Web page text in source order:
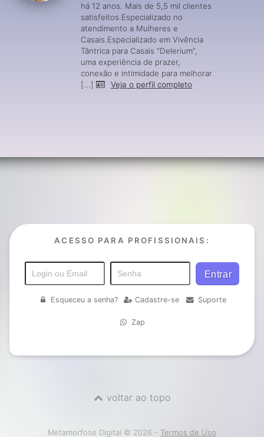
há 12 anos. Mais de 5,5 mil clientes
satisfeitos.Especializado no
atendimento a Mulheres e
Casais.Especializado em Vivência
Tântrica para Casais “Delerium”,
uma experiência de prazer,
conexão e intimidade para melhorar
[...]
Veja o perfil completo
ACESSO PARA PROFISSIONAIS:
Esqueceu a senha? Cadastre-se Suporte
Zap
voltar ao topo
Metamorfose Digital © 2026 - Termos de Uso